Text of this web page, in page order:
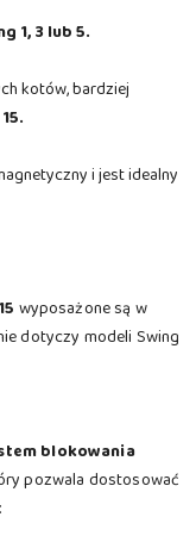
1, 3 lub 5.
kotów, bardziej
i jest idealny
wyposażone są w
dotyczy modeli Swing
blokowania
pozwala dostosować